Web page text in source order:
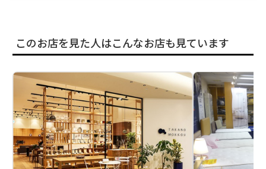
このお店を見た人はこんなお店も見ています